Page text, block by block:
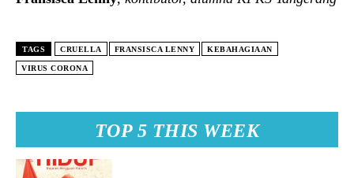
TOP 5 THIS WEEK
TAGS CRUELLA FRANSISCA LENNY KEBAHAGIAAN
VIRUS CORONA